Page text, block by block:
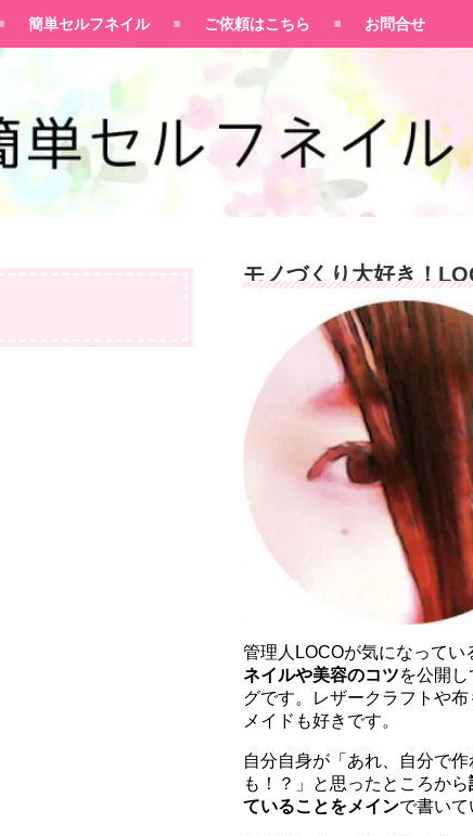
簡単セルフネイル ご依頼はこちら お問合せ
モノづくり大好き！
管理人LOCOが気になってい
ネイルや美容のコツを公開し
グです。レザークラフトや布
メイドも好きです。
自分自身が「あれ、自分で作
も！？」と思ったところから
ていることをメインで書いて